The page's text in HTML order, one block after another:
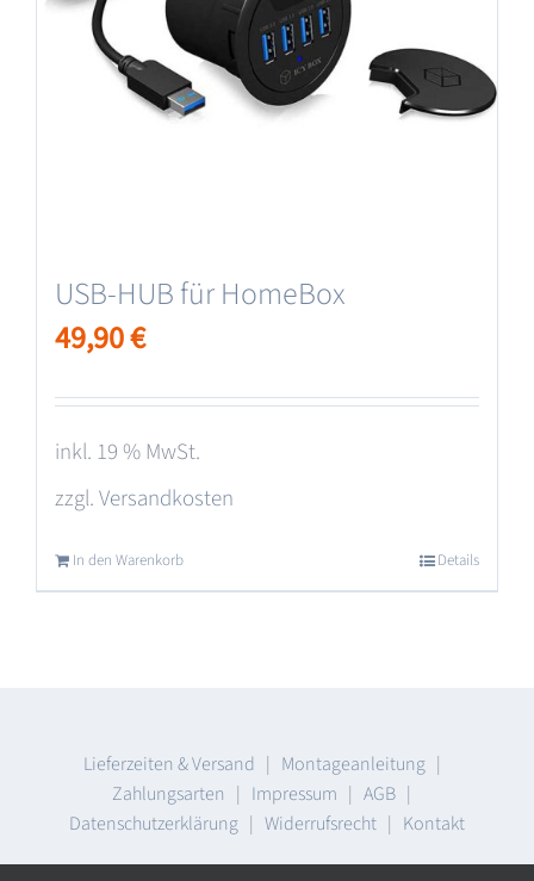
USB-HUB für HomeBox
49,90€
inkl. 19 % MwSt.
zzgl.Versandkosten
In den Warenkorb Details
Lieferzeiten & Versand | Montageanleitung|
Zahlungsarten | Impressum | AGB |
Datenschutzerklärung | Widerrufsrecht | Kontakt